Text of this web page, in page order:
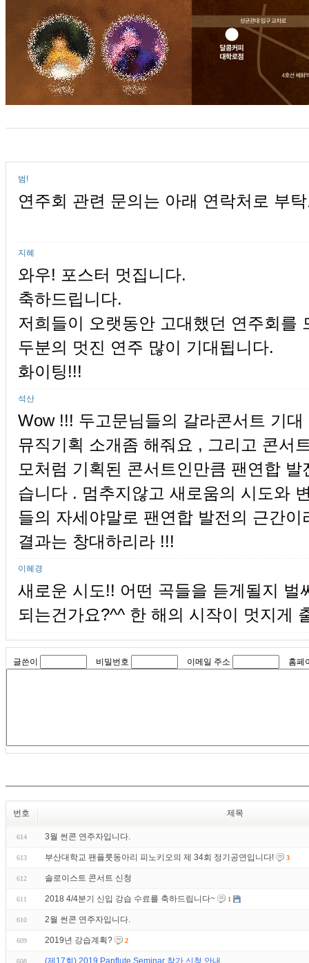
범!
연주회 관련 문의는 아래 연락처로 부
지혜
와우! 포스터 멋집니다.
축하드립니다.
저희들이 오랫동안 고대했던 연주회를
두분의 멋진 연주 많이 기대됩니다.
화이팅!!!
석산
Wow !!! 두고문님들의 갈라콘서트 기
뮤직기획 소개좀 해줘요 , 그리고 콘서
모처럼 기획된 콘서트인만큼 팬연합
습니다 . 멈추지않고 새로움의 시도와
들의 자세야말로 팬연합 발전의 근간
결과는 창대하리라 !!!
이혜경
새로운 시도!! 어떤 곡들을 듣게될지 벌
되는건가요?^^ 한 해의 시작이 멋지게
글쓴이 비밀번호 이메일 주소 홈페
번호 제목
614 3월 썬콘 연주자입니다.
613 부산대학교 팬플룻동아리 피노키오의 제 34회 정기공연입니다! 3
612 솔로이스트 콘서트 신청
611 2018 4/4분기 신입 강습 수료를 축하드립니다~ 1
610 2월 썬콘 연주자입니다.
609 2019년 강습계획? 2
608 (제17회) 2019 Panflute Seminar 참가 신청 안내